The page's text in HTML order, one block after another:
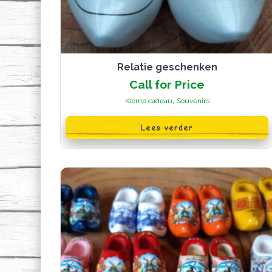
Relatie geschenken
Call for Price
Klomp cadeau, Souvenirs
Lees verder